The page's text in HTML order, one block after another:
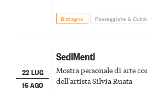
Bistagno Passeggiate &
22 LUG
16 AGO
SediMenti
Mostra personale di arte
dell'artista Silvia Ruata